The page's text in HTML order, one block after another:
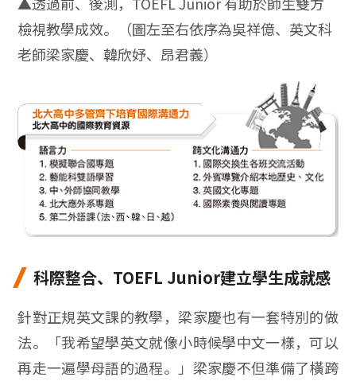
檢視教學成效。（圖左至右依序為吳祥億、英文科
老師梁家慶、韓欣妤、昂君義）
科際整合、TOEFL Junior建立學生成就感
針對正規英文課的教學，梁家慶也有一套特別的做
法。「我希望學英文就像小時候學中文一樣，可以
再走一遍學母語的過程。」梁家慶不但準備了橫跨